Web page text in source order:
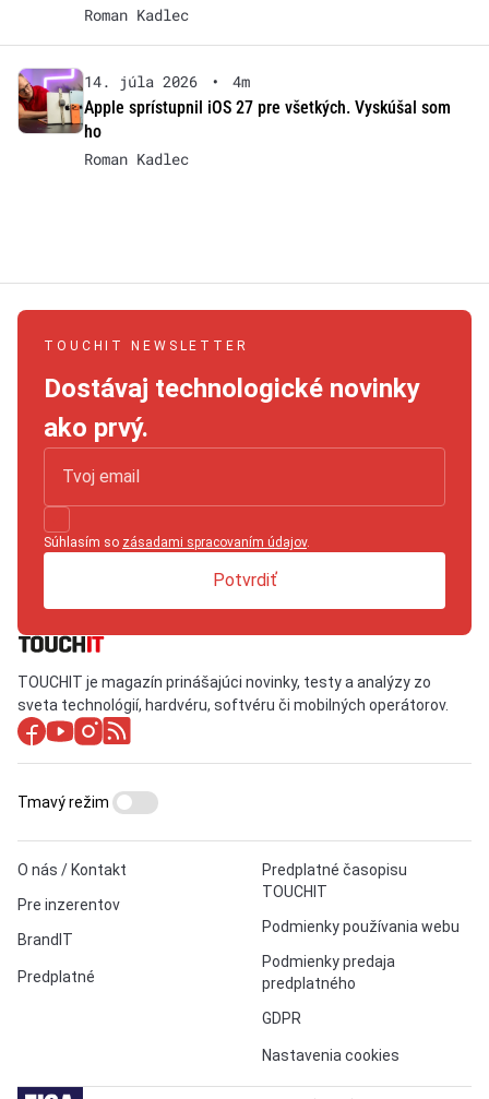
Roman Kadlec
14. júla 2026 •
4m
Apple sprístupnil iOS 27 pre všetkých. Vyskúšal som
ho
Roman Kadlec
TOUCHIT NEWSLETTER
Dostávaj technologické novinky
ako prvý.
Súhlasím so zásadami spracovaním údajov.
Potvrdiť
TOUCHIT je magazín prinášajúci novinky, testy a analýzy zo
sveta technológií, hardvéru, softvéru či mobilných operátorov.
O nás / Kontakt
Pre inzerentov
BrandIT
Predplatné
Predplatné časopisu
TOUCHIT
Podmienky používania webu
Podmienky predaja
predplatného
GDPR
Nastavenia cookies
Tmavý režim